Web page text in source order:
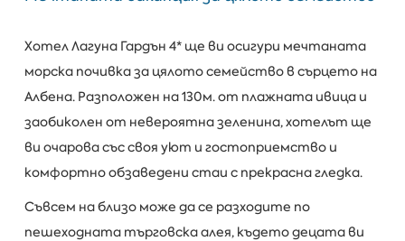
Хотел Лагуна Гардън 4* ще ви осигури мечтаната
морска почивка за цялото семейство в сърцето на
Албена. Разположен на 130м. от плажната ивица и
заобиколен от невероятна зеленина, хотелът ще
ви очарова със своя уют и гостоприемство и
комфортно обзаведени стаи с прекрасна гледка.
Съвсем на близо може да се разходите по
пешеходната търговска алея, където децата ви